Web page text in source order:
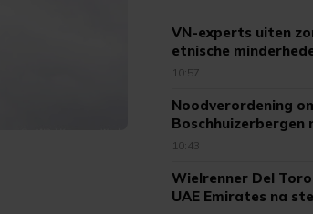
VN-experts uiten
etnische
10:57
Noodverordening
Boschhuizerbergen
10:43
Wielrenner Del
UAE Emirates na